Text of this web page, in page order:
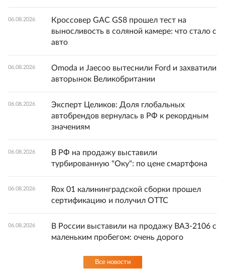
06.08.2026
Кроссовер GAC GS8 прошел тест на
выносливость в соляной камере: что стало с
авто
06.08.2026
Omoda и Jaecoo вытеснили Ford и захватили
авторынок Великобритании
06.08.2026
Эксперт Целиков: Доля глобальных
автобрендов вернулась в РФ к рекордным
значениям
06.08.2026
В РФ на продажу выставили
турбированную "Оку": по цене смартфона
06.08.2026
Rox 01 калининградской сборки прошел
сертификацию и получил ОТТС
06.08.2026
В России выставили на продажу ВАЗ-2106 с
маленьким пробегом: очень дорого
Все новости